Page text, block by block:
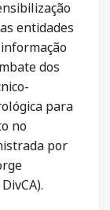
entidades
dos
para
no
por